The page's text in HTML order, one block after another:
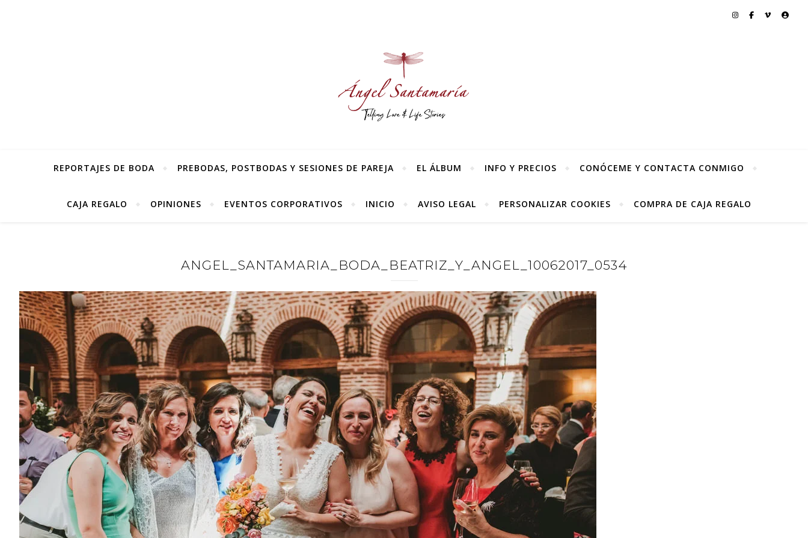
REPORTAJES DE BODA PREBODAS, POSTBODAS Y SESIONES DE PAREJA EL ÁLBUM INFO Y PRECIOS CONÓCEME Y CONTACTA CONMIGO
CAJA REGALO OPINIONES EVENTOS CORPORATIVOS INICIO AVISO LEGAL PERSONALIZAR COOKIES COMPRA DE CAJA REGALO
ANGEL_SANTAMARIA_BODA_BEATRIZ_Y_ANGEL_10062017_0534